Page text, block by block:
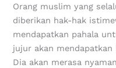
Orang muslim yang
diberikan hak-hak
mendapatkan pahala
jujur akan
Dia akan merasa